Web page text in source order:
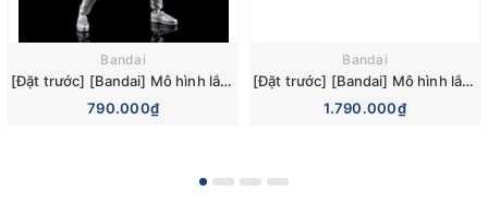
Bandai
[Đặt trước] [Bandai] Mô hình lắp ráp Figure-rise Standard Kamen Rider New No. 1 Model Kit
790.000₫
Bandai
[Đặt trước] [Bandai] Mô hình lắp ráp Figure-rise Standard Amplified -Egyptian God- Slifer the Sky Dragon Model Kit
1.790.000₫